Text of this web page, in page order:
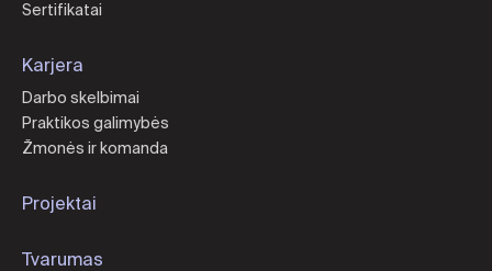
Sertifikatai
Karjera
Darbo skelbimai
Praktikos galimybės
Žmonės ir komanda
Projektai
Tvarumas